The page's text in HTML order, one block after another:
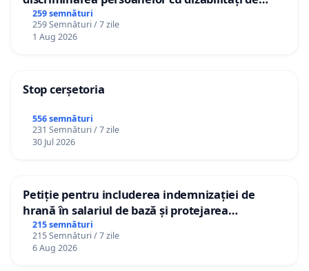
către utilizatorul TikTok „Gorici”
259 semnături
259 Semnături / 7 zile
1 Aug 2026
Stop cerșetoria
556 semnături
231 Semnături / 7 zile
30 Jul 2026
Petiție pentru includerea indemnizației de
hrană în salariul de bază și protejarea
gradațiilor de vechime pentru asistenții
personali
215 semnături
215 Semnături / 7 zile
6 Aug 2026